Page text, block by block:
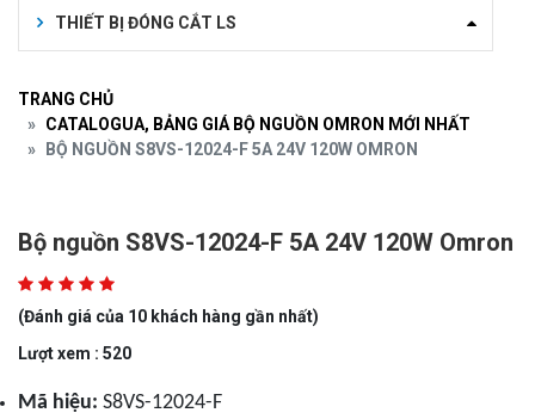
THIẾT BỊ ĐÓNG CẮT LS
TRANG CHỦ
CATALOGUA, BẢNG GIÁ BỘ NGUỒN OMRON MỚI NHẤT
BỘ NGUỒN S8VS-12024-F 5A 24V 120W OMRON
Bộ nguồn S8VS-12024-F 5A 24V 120W Omron
(Đánh giá của 10 khách hàng gần nhất)
Lượt xem : 520
Mã hiệu: S8VS-12024-F